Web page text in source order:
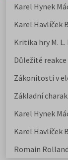
Karel Hynek
Karel Havlíček
Kritika hry M.
Důležité
Zákonitosti v
Základní
Karel Hynek
Karel Havlíček
Romain